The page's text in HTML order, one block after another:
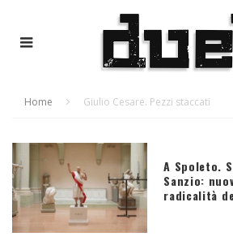
Home Giulio Cesare. Pezzi staccati
A Spoleto.
Sanzio:
radicalità